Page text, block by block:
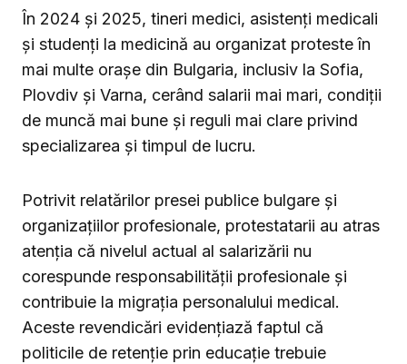
În 2024 și 2025, tineri medici, asistenți medicali
și studenți la medicină au organizat proteste în
mai multe orașe din Bulgaria, inclusiv la Sofia,
Plovdiv și Varna, cerând salarii mai mari, condiții
de muncă mai bune și reguli mai clare privind
specializarea și timpul de lucru.
Potrivit relatărilor presei publice bulgare și
organizațiilor profesionale, protestatarii au atras
atenția că nivelul actual al salarizării nu
corespunde responsabilității profesionale și
contribuie la migrația personalului medical.
Aceste revendicări evidențiază faptul că
politicile de retenție prin educație trebuie